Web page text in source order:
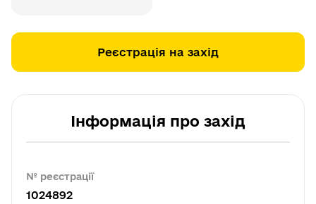
Реєстрація на захід
Інформація про захід
№ реєстрації
1024892